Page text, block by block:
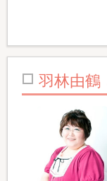
羽林由鶴